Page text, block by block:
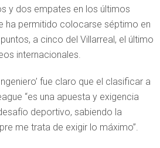
y dos empates en los últimos
ha permitido colocarse séptimo en
a cinco del Villarreal, el último
internacionales.
fue claro que el clasificar a
“es una apuesta y exigencia
deportivo, sabiendo la
me trata de exigir lo máximo”.